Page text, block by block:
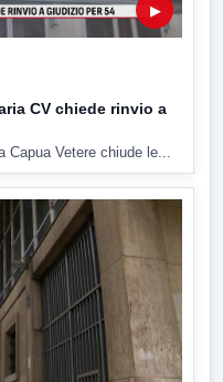
▶
CV chiede rinvio a
Capua Vetere chiude le...